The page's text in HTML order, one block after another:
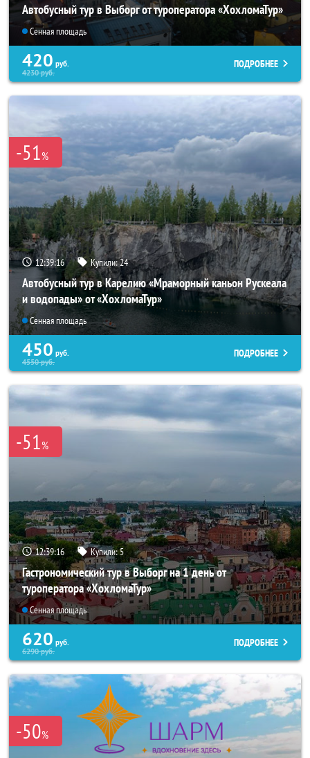
Автобусный тур в Выборг от туроператора «ХохломаТур»
Сенная площадь
420 руб.
4230руб.
ПОДРОБНЕЕ
-51%
12:39:15 Купили:24
Автобусный тур в Карелию «Мраморный каньон Рускеала
и водопады» от «ХохломаТур»
Сенная площадь
450 руб.
4550руб.
ПОДРОБНЕЕ
-51%
12:39:15 Купили:5
Гастрономический тур в Выборг на 1 день от
туроператора «ХохломаТур»
Сенная площадь
620 руб.
6290руб.
ПОДРОБНЕЕ
-50%